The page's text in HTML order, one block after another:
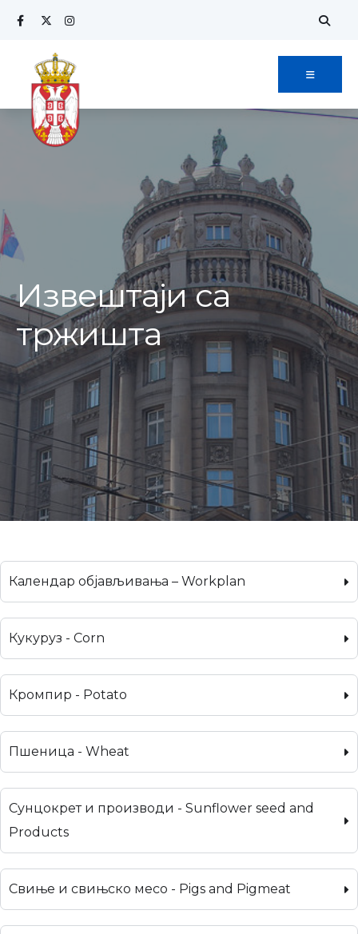
Извештаји са
тржишта
Календар објављивања – Workplan
Кукуруз - Corn
Кромпир - Potato
Пшеница - Wheat
Сунцокрет и производи - Sunflower seed and
Products
Свиње и свињско месо - Pigs and Pigmeat